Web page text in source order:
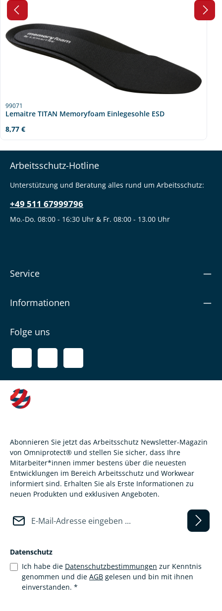
99071
Lemaitre TITAN Memoryfoam Einlegesohle ESD
Regulärer Preis:
8,77 €
Arbeitsschutz-Hotline
Unterstützung und Beratung alles rund um Arbeitsschutz:
+49 511 67999796
Mo.-Do. 08:00 - 16:30 Uhr & Fr. 08:00 - 13.00 Uhr
Service
Informationen
Folge uns
Abonnieren Sie jetzt das Arbeitsschutz Newsletter-Magazin
von Omniprotect® und stellen Sie sicher, dass Ihre
Mitarbeiter*innen immer bestens über die neuesten
Entwicklungen im Bereich Arbeitsschutz und Workwear
informiert sind. Erhalten Sie als Erste Informationen zu
neuen Produkten und exklusiven Angeboten.
Datenschutz
Ich habe die Datenschutzbestimmungen zur Kenntnis
genommen und die AGB gelesen und bin mit ihnen
einverstanden. *